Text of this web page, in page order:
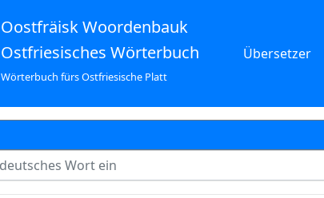
Oostfräisk Woordenbauk
Ostfriesisches Wörterbuch
Wörterbuch fürs Ostfriesische Platt
Übersetzer